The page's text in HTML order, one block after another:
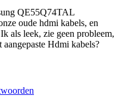
QE55Q74TAL
oude hdmi kabels, en
als leek, zie geen probleem,
Hdmi kabels?